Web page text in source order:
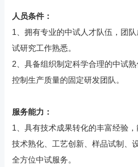
人员条件：
1、拥有专业的中试人才队伍，团
试研究工作熟悉。
2、具备组织制定科学合理的中试
控制生产质量的固定研发团队。
服务能力：
1、具有技术成果转化的丰富经验，
技术熟化、工艺创新、样品试制、
全方位中试服务。